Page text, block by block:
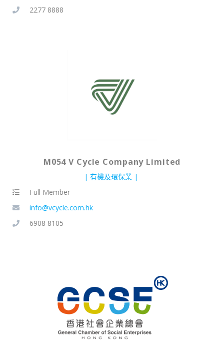
2277 8888
M054 V Cycle Company Limited
有機及環保業
Full Member
info@vcycle.com.hk
6908 8105